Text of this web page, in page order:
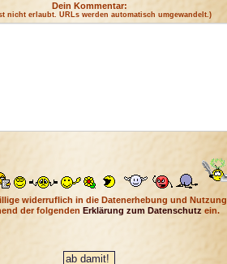
Dein Kommentar:
nicht erlaubt. URLs werden automatisch umgewandelt.)
widerruflich in die Datenerhebung und Nutzung
der folgenden Erklärung zum Datenschutz ein.